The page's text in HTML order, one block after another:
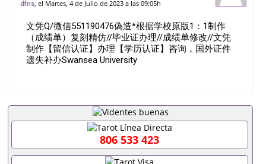
信认证】办理【学历认证
dfns, el Martes, 4 de Julio de 2023 a las 09:05h
文凭Q/微信551190476偽造*根据学校原版1：1制作
（成绩单）复刻精仿//毕业证办理//成绩单修改//文凭
制作【留信认证】办理【学历认证】咨询，国外证件
遗失补办Swansea University
806 533 423